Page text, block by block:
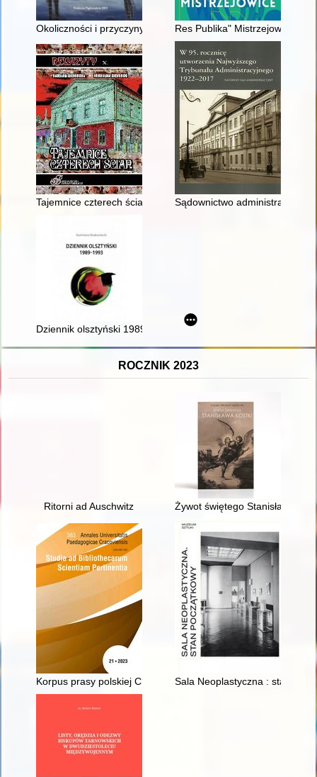
Okoliczności i przyczyny śmierci królowych polskich od XV do
Res Publika" Mistrzejowice,
Tajemnice czterech ścian Sądownictwo administracyjne
Dziennik olsztyński 1989-1993
ROCZNIK 2023
Ritorni ad Auschwitz Żywot świętego Stanisława
Korpus prasy polskiej ChronoPress jako infrastruktura i
Sala Neoplastyczna : stan